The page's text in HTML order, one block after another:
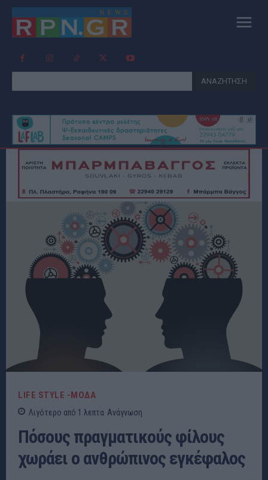
ΑΝΑΖΗΤΗΣΗ
LIFE STYLE -ΜΌΔΑ
Λιγότερο από 1 λεπτα Ανάγνωση
Πόσους πραγματικούς φίλους
χωράει ο ανθρώπινος εγκέφαλος